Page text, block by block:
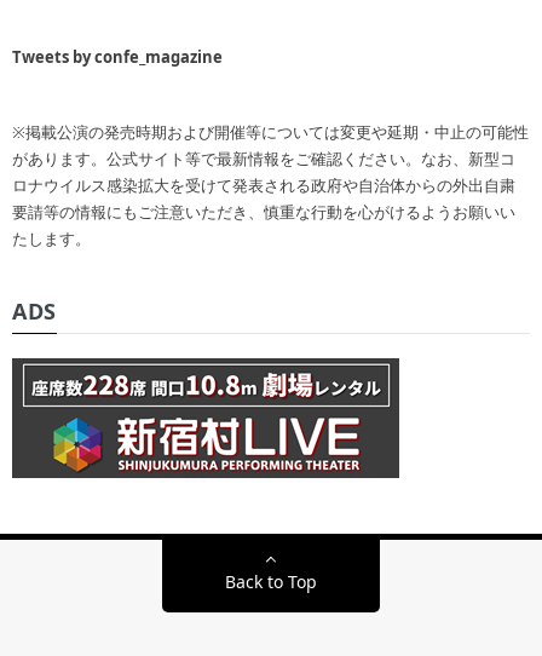
Tweets by confe_magazine
※掲載公演の発売時期および開催等については変更や延期・中止の可能性
があります。公式サイト等で最新情報をご確認ください。なお、新型コ
ロナウイルス感染拡大を受けて発表される政府や自治体からの外出自粛
要請等の情報にもご注意いただき、慎重な行動を心がけるようお願いい
たします。
ADS
Back to Top